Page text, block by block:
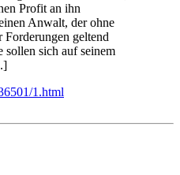
Profit an ihn
Anwalt, der ohne
Forderungen geltend
sollen sich auf seinem
1.html